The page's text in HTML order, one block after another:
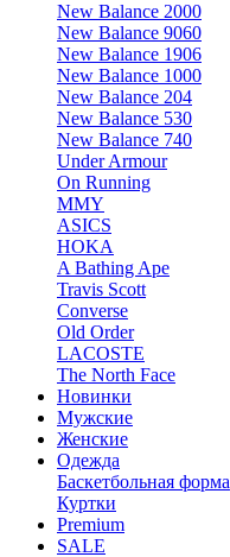
New Balance 2000
New Balance 9060
New Balance 1906
New Balance 1000
New Balance 204
New Balance 530
New Balance 740
Under Armour
On Running
MMY
ASICS
HOKA
A Bathing Ape
Travis Scott
Converse
Old Order
LACOSTE
The North Face
Новинки
Мужские
Женские
Одежда
Баскетбольная форма
Куртки
Premium
SALE